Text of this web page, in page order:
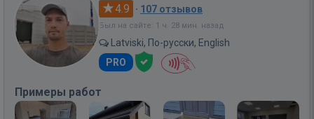
4.9 · 107 отзывов
Был на сайте: 1 ч. 28 мин. назад
Latviski, По-русски, English
PRO
Примеры работ